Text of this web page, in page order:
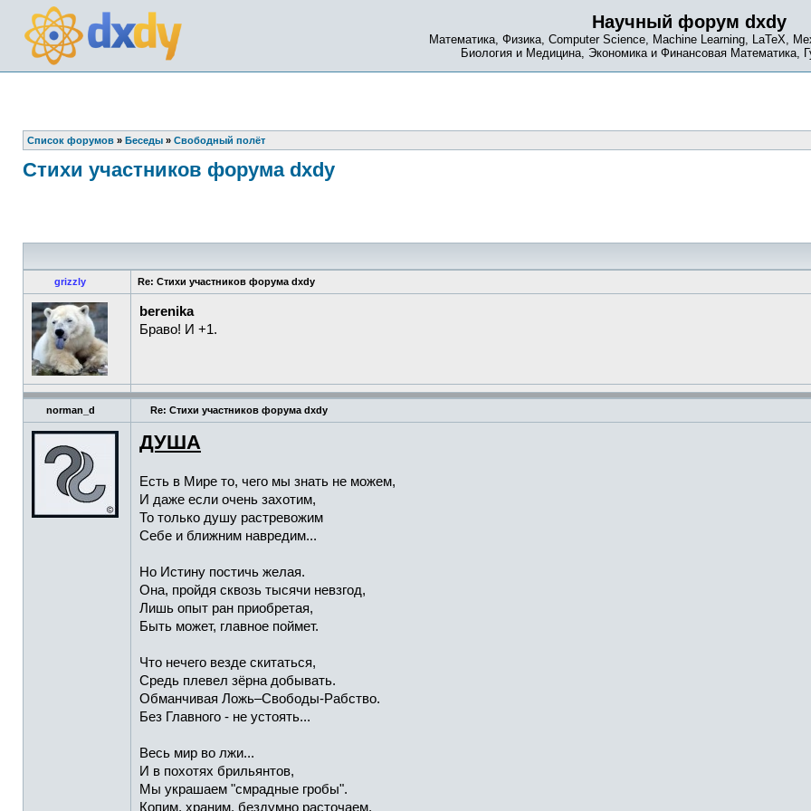
Научный форум dxdy
Математика, Физика, Computer Science, Machine Learning, LaTeX,
Биология и Медицина, Экономика и Финансовая Математика,
Список форумов » Беседы » Свободный полёт
Стихи участников форума dxdy
grizzly Re: Стихи участников форума dxdy
berenika
Браво! И +1.
norman_d Re: Стихи участников форума dxdy
ДУША
Есть в Мире то, чего мы знать не можем,
И даже если очень захотим,
То только душу растревожим
Себе и ближним навредим...
Но Истину постичь желая.
Она, пройдя сквозь тысячи невзгод,
Лишь опыт ран приобретая,
Быть может, главное поймет.
Что нечего везде скитаться,
Средь плевел зёрна добывать.
Обманчивая Ложь–Свободы-Рабство.
Без Главного - не устоять...
Весь мир во лжи...
И в похотях брильянтов,
Мы украшаем "смрадные гробы".
Копим, храним, бездумно расточаем,